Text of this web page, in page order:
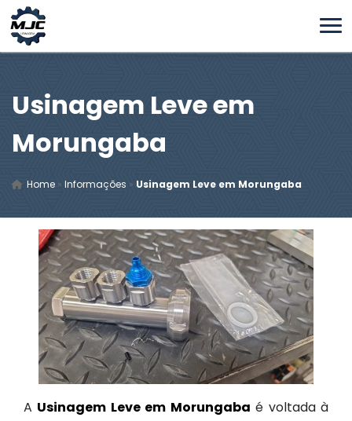
Usinagem Leve em
Morungaba
Home » Informações » Usinagem Leve em Morungaba
A Usinagem Leve em Morungaba é voltada à